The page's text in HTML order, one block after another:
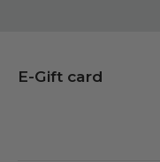
E-Gift card